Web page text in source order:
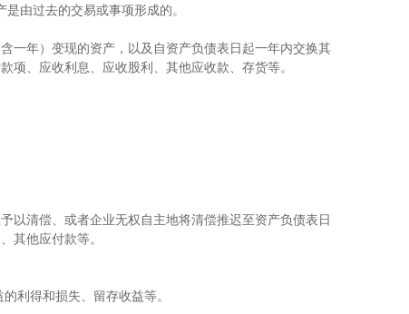
由过去的交易或事项形成的。
年）变现的资产，以及自资产负债表日起一年内交换其
、应收利息、应收股利、其他应收款、存货等。
清偿、或者企业无权自主地将清偿推迟至资产负债表日
其他应付款等。
利得和损失、留存收益等。